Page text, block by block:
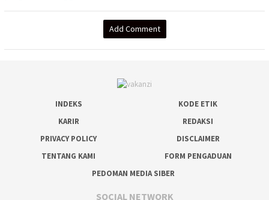
Add Comment
INDEKS
KODE ETIK
KARIR
REDAKSI
PRIVACY POLICY
DISCLAIMER
TENTANG KAMI
FORM PENGADUAN
PEDOMAN MEDIA SIBER
SOCIAL NETWORK